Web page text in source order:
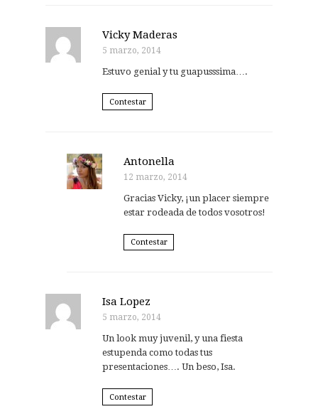
Vicky Maderas
5 marzo, 2014
Estuvo genial y tu guapusssima….
Contestar
Antonella
12 marzo, 2014
Gracias Vicky, ¡un placer siempre
estar rodeada de todos vosotros!
Contestar
Isa Lopez
5 marzo, 2014
Un look muy juvenil, y una fiesta
estupenda como todas tus
presentaciones…. Un beso, Isa.
Contestar